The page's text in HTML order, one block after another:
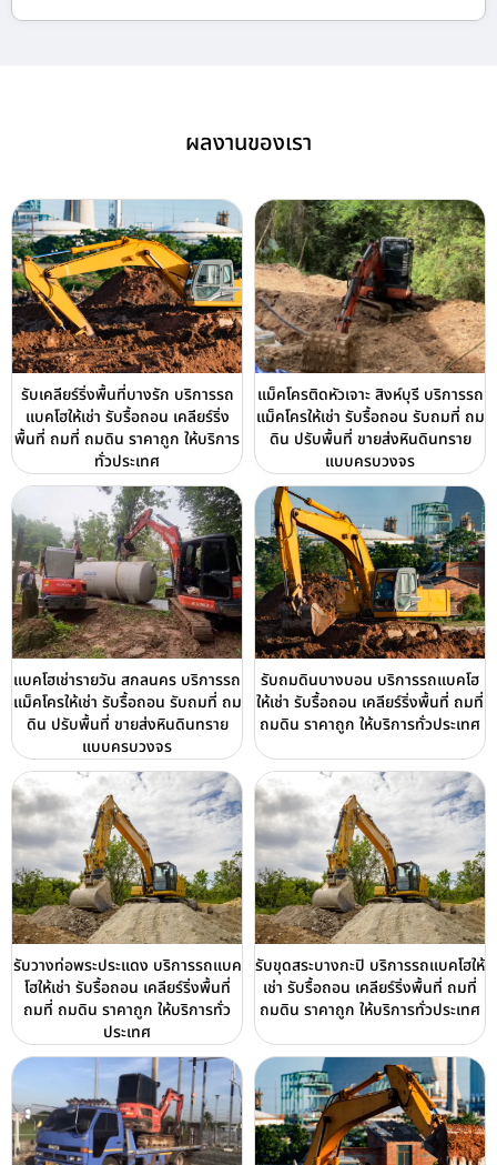
ผลงานของเรา
รับเคลียร์ริ่งพื้นที่บางรัก บริการรถ
แบคโฮให้เช่า รับรื้อถอน เคลียร์ริ่ง
พื้นที่ ถมที่ ถมดิน ราคาถูก ให้บริการ
ทั่วประเทศ
แม็คโครติดหัวเจาะ สิงห์บุรี บริการรถ
แม็คโครให้เช่า รับรื้อถอน รับถมที่ ถม
ดิน ปรับพื้นที่ ขายส่งหินดินทราย
แบบครบวงจร
แบคโฮเช่ารายวัน สกลนคร บริการรถ
แม็คโครให้เช่า รับรื้อถอน รับถมที่ ถม
ดิน ปรับพื้นที่ ขายส่งหินดินทราย
แบบครบวงจร
รับถมดินบางบอน บริการรถแบคโฮ
ให้เช่า รับรื้อถอน เคลียร์ริ่งพื้นที่ ถมที่
ถมดิน ราคาถูก ให้บริการทั่วประเทศ
รับวางท่อพระประแดง บริการรถแบค
โฮให้เช่า รับรื้อถอน เคลียร์ริ่งพื้นที่
ถมที่ ถมดิน ราคาถูก ให้บริการทั่ว
ประเทศ
รับขุดสระบางกะปิ บริการรถแบคโฮให้
เช่า รับรื้อถอน เคลียร์ริ่งพื้นที่ ถมที่
ถมดิน ราคาถูก ให้บริการทั่วประเทศ